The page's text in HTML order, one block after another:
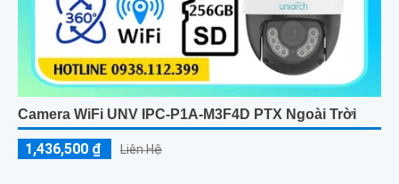
Camera WiFi UNV IPC-P1A-M3F4D PTX Ngoài Trời
1,436,500 ₫ Liên Hệ